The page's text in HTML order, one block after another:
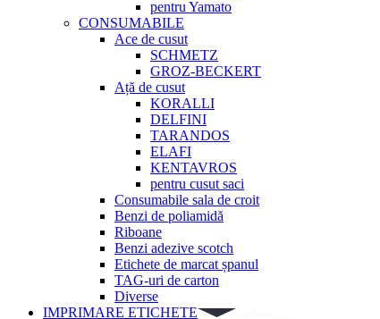
pentru Yamato
CONSUMABILE
Ace de cusut
SCHMETZ
GROZ-BECKERT
Ață de cusut
KORALLI
DELFINI
TARANDOS
ELAFI
KENTAVROS
pentru cusut saci
Consumabile sala de croit
Benzi de poliamidă
Riboane
Benzi adezive scotch
Etichete de marcat șpanul
TAG-uri de carton
Diverse
IMPRIMARE ETICHETE